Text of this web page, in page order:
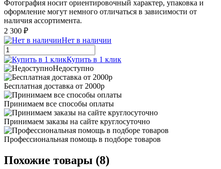
Фотография носит ориентировочный характер, упаковка и
оформление могут немного отличаться в зависимости от
наличия ассортимента.
2 300 ₽
Нет в наличии
Купить в 1 клик
Недоступно
Бесплатная доставка от 2000р
Принимаем все способы оплаты
Принимаем заказы на сайте круглосуточно
Профессиональная помощь в подборе товаров
Похожие товары (8)